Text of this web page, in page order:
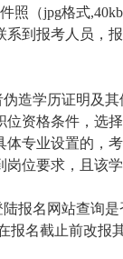
照（jpg格式
到报考人员，
造学历证明及
资格条件，选
专业设置的，
位要求，且该
报名网站查询
报名截止前改报